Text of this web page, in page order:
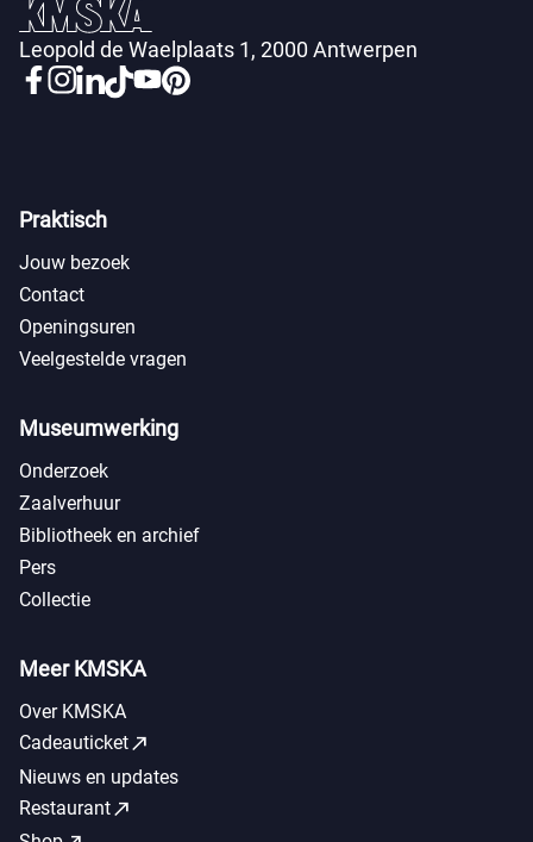
Leopold de Waelplaats 1, 2000 Antwerpen
Praktisch
Jouw bezoek
Contact
Openingsuren
Veelgestelde vragen
Museumwerking
Onderzoek
Zaalverhuur
Bibliotheek en archief
Pers
Collectie
Meer KMSKA
Over KMSKA
Cadeauticketcall_made
Nieuws en updates
Restaurantcall_made